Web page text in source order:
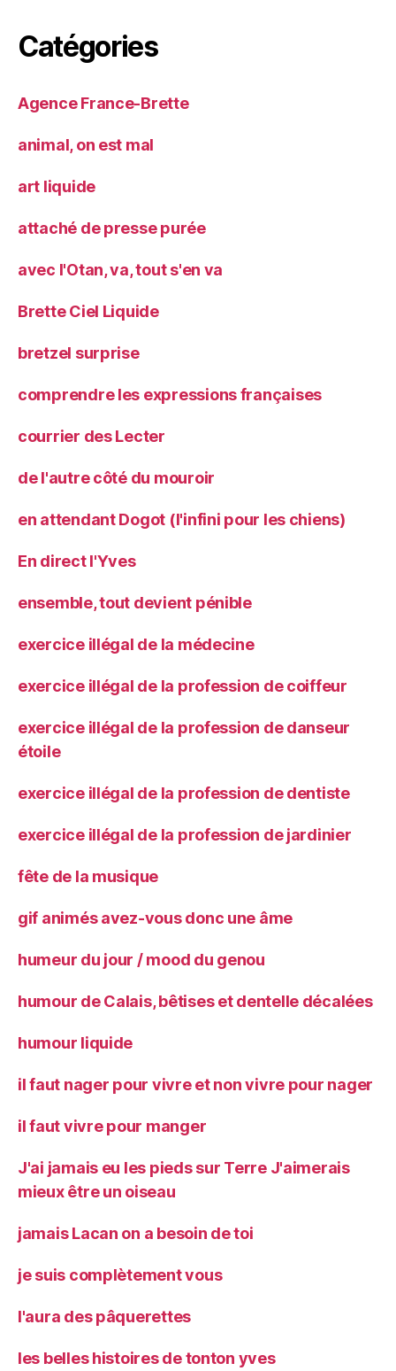
Catégories
Agence France-Brette
animal, on est mal
art liquide
attaché de presse purée
avec l'Otan, va, tout s'en va
Brette Ciel Liquide
bretzel surprise
comprendre les expressions françaises
courrier des Lecter
de l'autre côté du mouroir
en attendant Dogot (l'infini pour les chiens)
En direct l'Yves
ensemble, tout devient pénible
exercice illégal de la médecine
exercice illégal de la profession de coiffeur
exercice illégal de la profession de danseur
étoile
exercice illégal de la profession de dentiste
exercice illégal de la profession de jardinier
fête de la musique
gif animés avez-vous donc une âme
humeur du jour / mood du genou
humour de Calais, bêtises et dentelle décalées
humour liquide
il faut nager pour vivre et non vivre pour nager
il faut vivre pour manger
J'ai jamais eu les pieds sur Terre J'aimerais
mieux être un oiseau
jamais Lacan on a besoin de toi
je suis complètement vous
l'aura des pâquerettes
les belles histoires de tonton yves